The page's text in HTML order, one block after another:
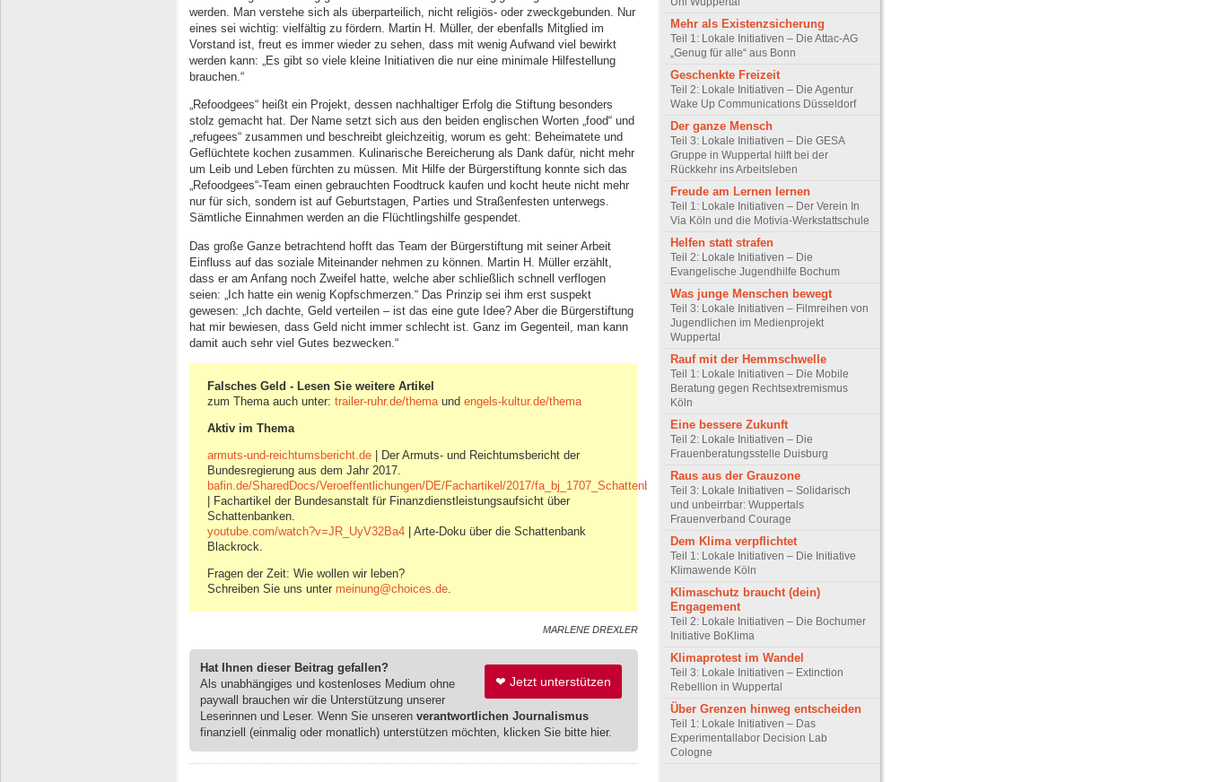
werden. Man verstehe sich als überparteilich, nicht religiös- oder zweckgebunden. Nur
eines sei wichtig: vielfältig zu fördern. Martin H. Müller, der ebenfalls Mitglied im
Vorstand ist, freut es immer wieder zu sehen, dass mit wenig Aufwand viel bewirkt
werden kann: „Es gibt so viele kleine Initiativen die nur eine minimale Hilfestellung
brauchen.“
„Refoodgees“ heißt ein Projekt, dessen nachhaltiger Erfolg die Stiftung besonders
stolz gemacht hat. Der Name setzt sich aus den beiden englischen Worten „food“ und
„refugees“ zusammen und beschreibt gleichzeitig, worum es geht: Beheimatete und
Geflüchtete kochen zusammen. Kulinarische Bereicherung als Dank dafür, nicht mehr
um Leib und Leben fürchten zu müssen. Mit Hilfe der Bürgerstiftung konnte sich das
„Refoodgees“-Team einen gebrauchten Foodtruck kaufen und kocht heute nicht mehr
nur für sich, sondern ist auf Geburtstagen, Parties und Straßenfesten unterwegs.
Sämtliche Einnahmen werden an die Flüchtlingshilfe gespendet.
Das große Ganze betrachtend hofft das Team der Bürgerstiftung mit seiner Arbeit
Einfluss auf das soziale Miteinander nehmen zu können. Martin H. Müller erzählt,
dass er am Anfang noch Zweifel hatte, welche aber schließlich schnell verflogen
seien: „Ich hatte ein wenig Kopfschmerzen.“ Das Prinzip sei ihm erst suspekt
gewesen: „Ich dachte, Geld verteilen – ist das eine gute Idee? Aber die Bürgerstiftung
hat mir bewiesen, dass Geld nicht immer schlecht ist. Ganz im Gegenteil, man kann
damit auch sehr viel Gutes bezwecken.“
Falsches Geld - Lesen Sie weitere Artikel
zum Thema auch unter: trailer-ruhr.de/thema und engels-kultur.de/thema
Aktiv im Thema
armuts-und-reichtumsbericht.de | Der Armuts- und Reichtumsbericht der
Bundesregierung aus dem Jahr 2017.
bafin.de/SharedDocs/Veroeffentlichungen/DE/Fachartikel/2017/fa_bj_1707_Schattenbanken.html
| Fachartikel der Bundesanstalt für Finanzdienstleistungsaufsicht über
Schattenbanken.
youtube.com/watch?v=JR_UyV32Ba4 | Arte-Doku über die Schattenbank
Blackrock.
Fragen der Zeit: Wie wollen wir leben?
Schreiben Sie uns unter meinung@choices.de.
MARLENE DREXLER
❤ Jetzt unterstützen
Hat Ihnen dieser Beitrag gefallen?
Als unabhängiges und kostenloses Medium ohne
paywall brauchen wir die Unterstützung unserer
Leserinnen und Leser. Wenn Sie unseren verantwortlichen Journalismus
finanziell (einmalig oder monatlich) unterstützen möchten, klicken Sie bitte hier.
Mehr als Existenzsicherung
Teil 1: Lokale Initiativen – Die Attac-AG
„Genug für alle“ aus Bonn
Geschenkte Freizeit
Teil 2: Lokale Initiativen – Die Agentur
Wake Up Communications Düsseldorf
Der ganze Mensch
Teil 3: Lokale Initiativen – Die GESA
Gruppe in Wuppertal hilft bei der
Rückkehr ins Arbeitsleben
Freude am Lernen lernen
Teil 1: Lokale Initiativen – Der Verein In
Via Köln und die Motivia-Werkstattschule
Helfen statt strafen
Teil 2: Lokale Initiativen – Die
Evangelische Jugendhilfe Bochum
Was junge Menschen bewegt
Teil 3: Lokale Initiativen – Filmreihen von
Jugendlichen im Medienprojekt
Wuppertal
Rauf mit der Hemmschwelle
Teil 1: Lokale Initiativen – Die Mobile
Beratung gegen Rechtsextremismus
Köln
Eine bessere Zukunft
Teil 2: Lokale Initiativen – Die
Frauenberatungsstelle Duisburg
Raus aus der Grauzone
Teil 3: Lokale Initiativen – Solidarisch
und unbeirrbar: Wuppertals
Frauenverband Courage
Dem Klima verpflichtet
Teil 1: Lokale Initiativen – Die Initiative
Klimawende Köln
Klimaschutz braucht (dein)
Engagement
Teil 2: Lokale Initiativen – Die Bochumer
Initiative BoKlima
Klimaprotest im Wandel
Teil 3: Lokale Initiativen – Extinction
Rebellion in Wuppertal
Über Grenzen hinweg entscheiden
Teil 1: Lokale Initiativen – Das
Experimentallabor Decision Lab
Cologne